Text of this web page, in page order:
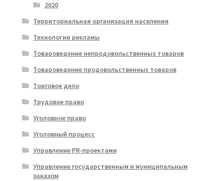
2020
Территориальная организация населения
Технологии рекламы
Товароведение непродовольственных товаров
Товароведение продовольственных товаров
Торговое дело
Трудовое право
Уголовное право
Уголовный процесс
Управление PR-проектами
Управление государственным и муниципальным
заказом